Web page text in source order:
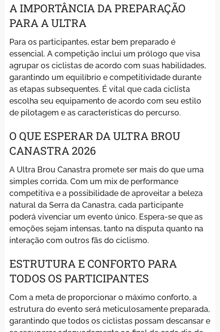
A IMPORTÂNCIA DA PREPARAÇÃO
PARA A ULTRA
Para os participantes, estar bem preparado é
essencial. A competição inclui um prólogo que visa
agrupar os ciclistas de acordo com suas habilidades,
garantindo um equilíbrio e competitividade durante
as etapas subsequentes. É vital que cada ciclista
escolha seu equipamento de acordo com seu estilo
de pilotagem e as características do percurso.
O QUE ESPERAR DA ULTRA BROU
CANASTRA 2026
A Ultra Brou Canastra promete ser mais do que uma
simples corrida. Com um mix de performance
competitiva e a possibilidade de aproveitar a beleza
natural da Serra da Canastra, cada participante
poderá vivenciar um evento único. Espera-se que as
emoções sejam intensas, tanto na disputa quanto na
interação com outros fãs do ciclismo.
ESTRUTURA E CONFORTO PARA
TODOS OS PARTICIPANTES
Com a meta de proporcionar o máximo conforto, a
estrutura do evento será meticulosamente preparada,
garantindo que todos os ciclistas possam descansar e